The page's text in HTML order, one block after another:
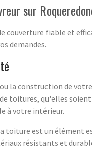
sur
couverture fiable et
demandes.
la construction de
toitures, qu'elles
à votre intérieur.
toiture est un
résistants et